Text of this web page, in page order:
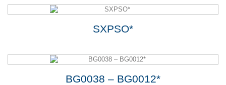
SXPSO*
BG0038 – BG0012*